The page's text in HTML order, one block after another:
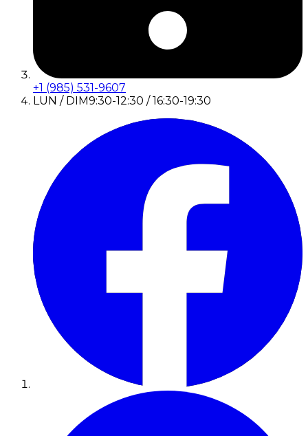
+1 (985) 531-9607
LUN / DIM9:30-12:30 / 16:30-19:30